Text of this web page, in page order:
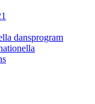
dansprogram